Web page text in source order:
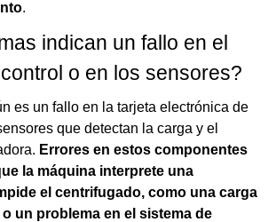
.
indican un fallo en el
o en los sensores?
es un fallo en la tarjeta electrónica de
que detectan la carga y el
Errores en estos componentes
la máquina interprete una
el centrifugado, como una carga
un problema en el sistema de